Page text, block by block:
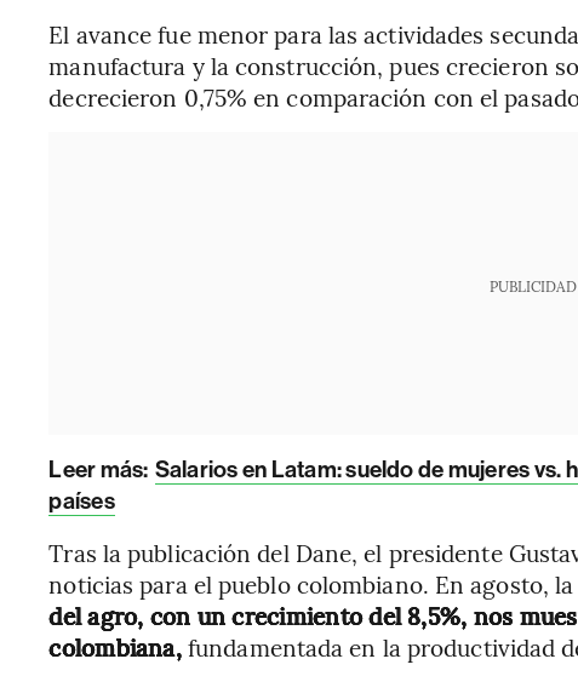
El avance fue menor para las actividades
manufactura y la construcción, pues crecieron
decrecieron 0,75% en comparación con el
PUBLICIDAD
Leer más: Salarios en Latam: sueldo de mujeres
países
Tras la publicación del Dane, el presidente
noticias para el pueblo colombiano. En agosto,
del agro, con un crecimiento del 8,5%, nos
colombiana,fundamentada en la productividad